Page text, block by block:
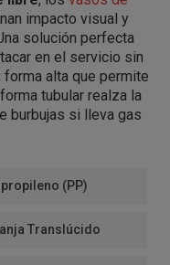
impacto visual y
solución perfecta
en el servicio sin
alta que permite
tubular realza la
burbujas si lleva gas
(PP)
Translúcido